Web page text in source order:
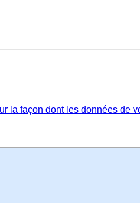
la façon dont les données de